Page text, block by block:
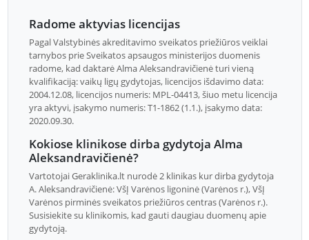
Radome aktyvias licencijas
Pagal Valstybinės akreditavimo sveikatos priežiūros veiklai
tarnybos prie Sveikatos apsaugos ministerijos duomenis
radome, kad daktarė Alma Aleksandravičienė turi vieną
kvalifikaciją: vaikų ligų gydytojas, licencijos išdavimo data:
2004.12.08, licencijos numeris: MPL-04413, šiuo metu licencija
yra aktyvi, įsakymo numeris: T1-1862 (1.1.), įsakymo data:
2020.09.30.
Kokiose klinikose dirba gydytoja Alma
Aleksandravičienė?
Vartotojai Geraklinika.lt nurodė 2 klinikas kur dirba gydytoja
A. Aleksandravičienė: VšĮ Varėnos ligoninė (Varėnos r.), VšĮ
Varėnos pirminės sveikatos priežiūros centras (Varėnos r.).
Susisiekite su klinikomis, kad gauti daugiau duomenų apie
gydytoją.